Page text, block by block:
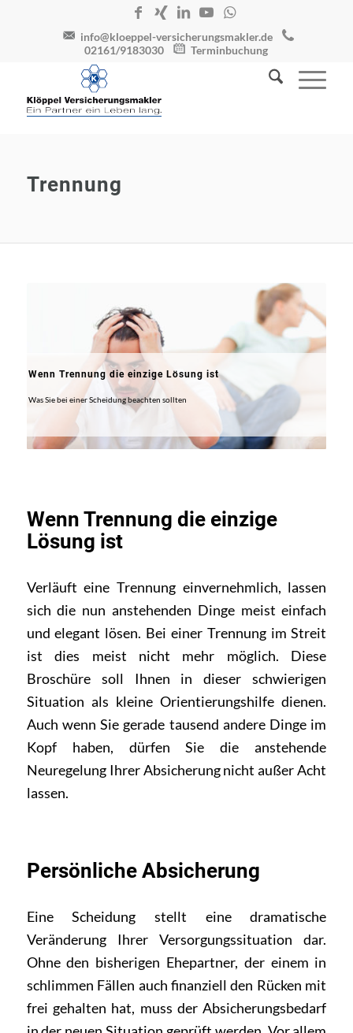
info@kloeppel-versicherungsmakler.de
02161/9183030
Terminbuchung
Trennung
Wenn Trennung die einzige Lösung ist
Was Sie bei einer Scheidung beachten sollten
Wenn Trennung die einzige
Lösung ist
Verläuft eine Trennung einvernehmlich, lassen
sich die nun anstehenden Dinge meist einfach
und elegant lösen. Bei einer Trennung im Streit
ist dies meist nicht mehr möglich. Diese
Broschüre soll Ihnen in dieser schwierigen
Situation als kleine Orientierungshilfe dienen.
Auch wenn Sie gerade tausend andere Dinge im
Kopf haben, dürfen Sie die anstehende
Neuregelung Ihrer Absicherung nicht außer Acht
lassen.
Persönliche Absicherung
Eine Scheidung stellt eine dramatische
Veränderung Ihrer Versorgungssituation dar.
Ohne den bisherigen Ehepartner, der einem in
schlimmen Fällen auch finanziell den Rücken mit
frei gehalten hat, muss der Absicherungsbedarf